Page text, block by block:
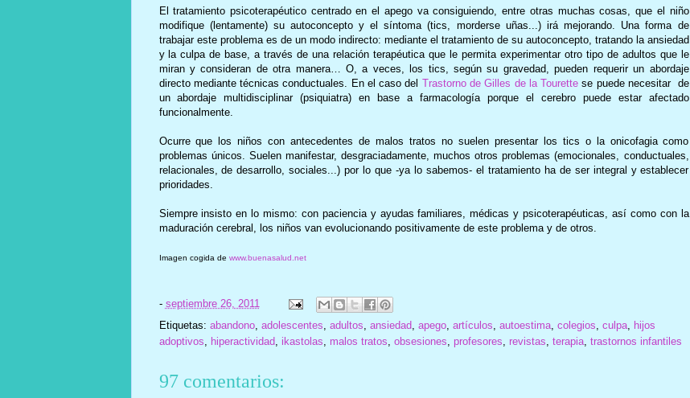
El tratamiento psicoterapéutico centrado en el apego va consiguiendo, entre otras muchas cosas, que el niño
modifique (lentamente) su autoconcepto y el síntoma (tics, morderse uñas...) irá mejorando. Una forma de
trabajar este problema es de un modo indirecto: mediante el tratamiento de su autoconcepto, tratando la ansiedad
y la culpa de base, a través de una relación terapéutica que le permita experimentar otro tipo de adultos que le
miran y consideran de otra manera… O, a veces, los tics, según su gravedad, pueden requerir un abordaje
directo mediante técnicas conductuales. En el caso del Trastorno de Gilles de la Tourette se puede necesitar de
un abordaje multidisciplinar (psiquiatra) en base a farmacología porque el cerebro puede estar afectado
funcionalmente.
Ocurre que los niños con antecedentes de malos tratos no suelen presentar los tics o la onicofagia como
problemas únicos. Suelen manifestar, desgraciadamente, muchos otros problemas (emocionales, conductuales,
relacionales, de desarrollo, sociales...) por lo que -ya lo sabemos- el tratamiento ha de ser integral y establecer
prioridades.
Siempre insisto en lo mismo: con paciencia y ayudas familiares, médicas y psicoterapéuticas, así como con la
maduración cerebral, los niños van evolucionando positivamente de este problema y de otros.
Imagen cogida de www.buenasalud.net
- septiembre 26, 2011
Etiquetas: abandono, adolescentes adultos ansiedad, apego, artículos autoestima, colegios culpa, hijos
adoptivos
hiperactividad, ikastolas malos tratos obsesiones profesores revistas terapia, trastornos infantiles
97 comentarios: